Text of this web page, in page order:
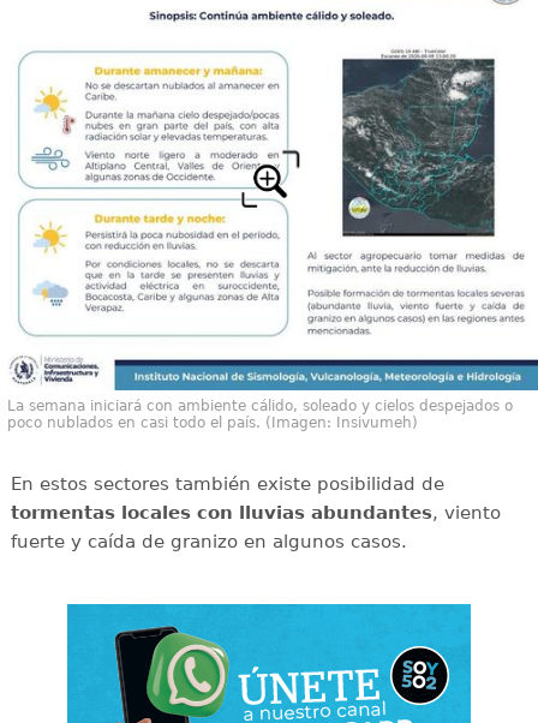
La semana iniciará con ambiente cálido, soleado y cielos despejados o
poco nublados en casi todo el país. (Imagen: Insivumeh)
En estos sectores también existe posibilidad de
tormentas locales con lluvias abundantes, viento
fuerte y caída de granizo en algunos casos.